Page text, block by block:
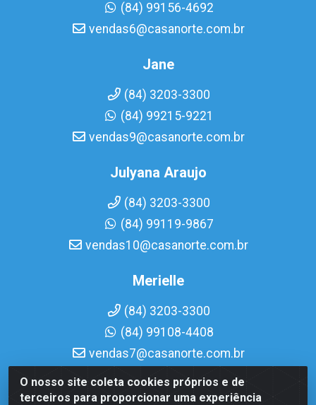
O nosso site coleta cookies próprios e de
terceiros para proporcionar uma experiência
(84) 99156-4692
vendas6@casanorte.com.br
Jane
(84) 3203-3300
(84) 99215-9221
vendas9@casanorte.com.br
Julyana Araujo
(84) 3203-3300
(84) 99119-9867
vendas10@casanorte.com.br
Merielle
(84) 3203-3300
(84) 99108-4408
vendas7@casanorte.com.br
Casa Norte LTDA - Av. Interventor Mário Câmara, 1815 -